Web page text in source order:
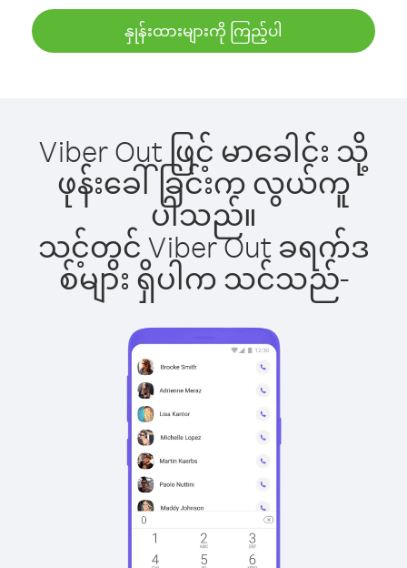
နှုန်းထားများကို ကြည့်ပါ
Viber Out ဖြင့် မာခေါင်း သို့
ဖုန်းခေါ်ခြင်းက လွယ်ကူ
ပါသည်။
သင့်တွင် Viber Out ခရက်ဒ
စ်များ ရှိပါက သင်သည်-